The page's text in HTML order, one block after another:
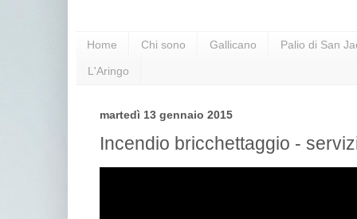
Home Chi sono Gallicano Palio di San
L'Aringo
martedì 13 gennaio 2015
Incendio bricchettaggio -